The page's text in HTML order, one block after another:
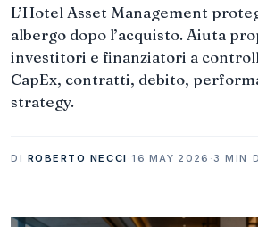
L’Hotel Asset Management
albergo dopo l’acquisto. Aiuta
investitori e finanziatori a
CapEx, contratti, debito,
strategy.
DI ROBERTO NECCI · 16 MAY 2026 ·3 MIN